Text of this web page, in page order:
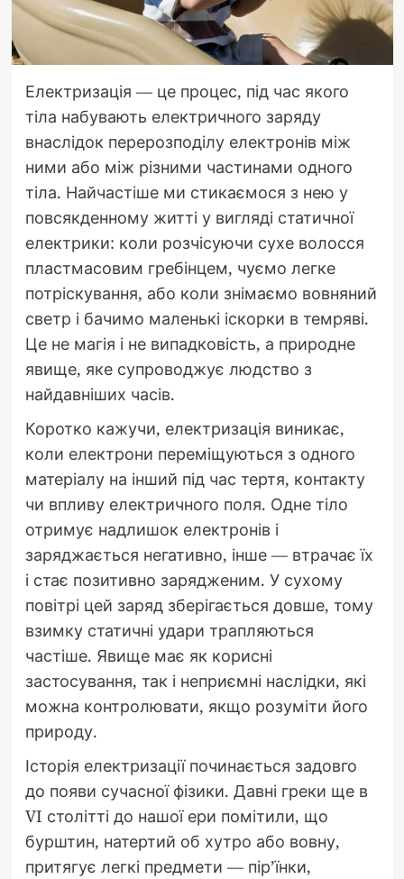
Електризація — це процес, під час якого
тіла набувають електричного заряду
внаслідок перерозподілу електронів між
ними або між різними частинами одного
тіла. Найчастіше ми стикаємося з нею у
повсякденному житті у вигляді статичної
електрики: коли розчісуючи сухе волосся
пластмасовим гребінцем, чуємо легке
потріскування, або коли знімаємо вовняний
светр і бачимо маленькі іскорки в темряві.
Це не магія і не випадковість, а природне
явище, яке супроводжує людство з
найдавніших часів.
Коротко кажучи, електризація виникає,
коли електрони переміщуються з одного
матеріалу на інший під час тертя, контакту
чи впливу електричного поля. Одне тіло
отримує надлишок електронів і
заряджається негативно, інше — втрачає їх
і стає позитивно зарядженим. У сухому
повітрі цей заряд зберігається довше, тому
взимку статичні удари трапляються
частіше. Явище має як корисні
застосування, так і неприємні наслідки, які
можна контролювати, якщо розуміти його
природу.
Історія електризації починається задовго
до появи сучасної фізики. Давні греки ще в
VI столітті до нашої ери помітили, що
бурштин, натертий об хутро або вовну,
притягує легкі предмети — пір’їнки,